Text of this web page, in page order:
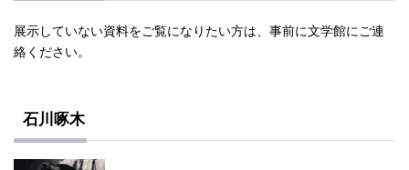
展示していない資料をご覧になりたい方は、事前に文学館にご連
絡ください。
石川啄木